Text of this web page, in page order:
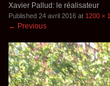
Xavier Pallud: le réalisateur
Published 24 avril 2016 at 1200 ×
← Previous